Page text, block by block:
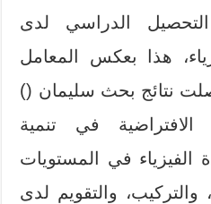
الدراسي لدى
هذا بعكس المعامل
نتائج بحث سليمان ()
الافتراضية في تنمية
الفيزياء في المستويات
والتركيب، والتقويم لدى